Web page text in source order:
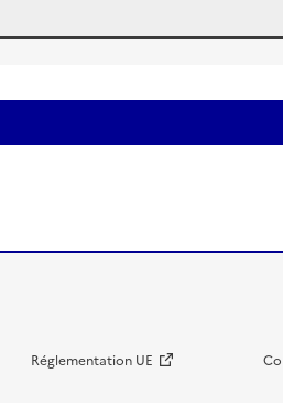
Réglementation UE